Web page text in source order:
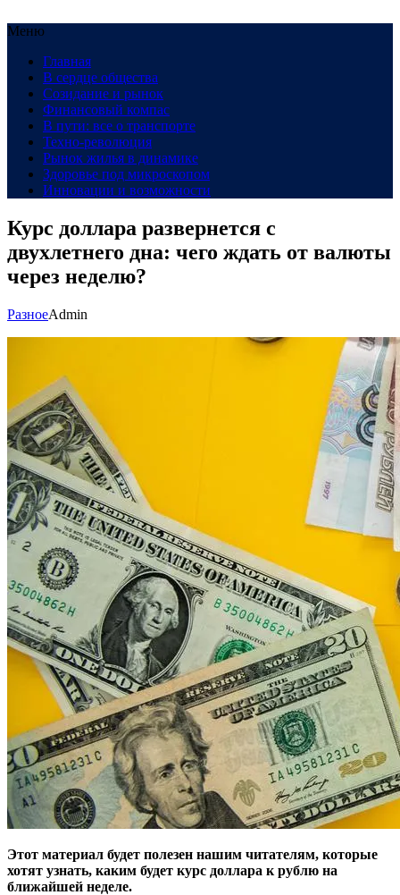
Меню
Главная
В сердце общества
Созидание и рынок
Финансовый компас
В пути: все о транспорте
Техно-революция
Рынок жилья в динамике
Здоровье под микроскопом
Инновации и возможности
Курс доллара развернется с
двухлетнего дна: чего ждать от валюты
через неделю?
РазноеAdmin
Этот материал будет полезен нашим читателям, которые
хотят узнать, каким будет курс доллара к рублю на
ближайшей неделе.